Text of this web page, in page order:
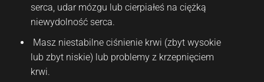
serca, udar mózgu lub cierpiałeś na ciężką
niewydolność serca.
Masz niestabilne ciśnienie krwi (zbyt wysokie
lub zbyt niskie) lub problemy z krzepnięciem
krwi.